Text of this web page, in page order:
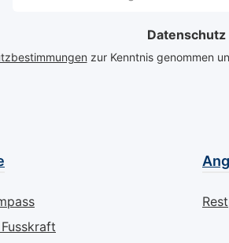
Datenschutz
zur Kenntnis genommen